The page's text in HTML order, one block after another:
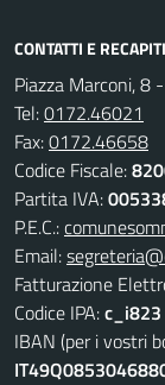
CONTATTI E RECAPITI
Piazza Marconi, 8
Tel:0172.46021
Fax:0172.46658
Codice Fiscale:
Partita IVA:
P.E.C.:
Email:
Fatturazione
Codice IPA:c_i823
IBAN (per i vostri